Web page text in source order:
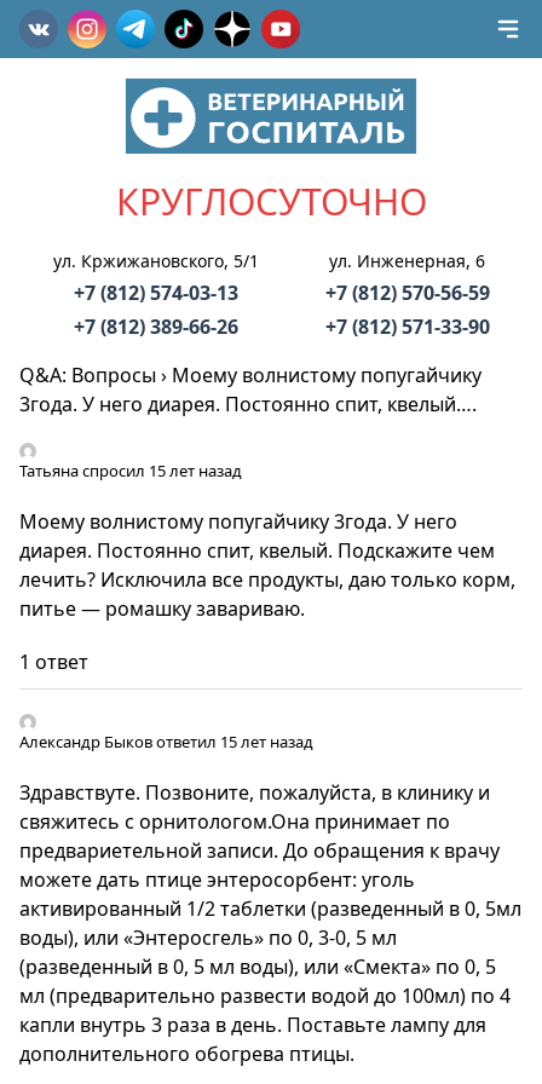
КРУГЛОСУТОЧНО
ул. Кржижановского, 5/1
+7 (812) 574-03-13
+7 (812) 389-66-26
ул. Инженерная, 6
+7 (812) 570-56-59
+7 (812) 571-33-90
Q&A: Вопросы› Моему волнистому попугайчику
3года. У него диарея. Постоянно спит, квелый….
Татьянаспросил 15 лет назад
Моему волнистому попугайчику 3года. У него
диарея. Постоянно спит, квелый. Подскажите чем
лечить? Исключила все продукты, даю только корм,
питье — ромашку завариваю.
1 ответ
Александр Быковответил 15 лет назад
Здравствуте. Позвоните, пожалуйста, в клинику и
свяжитесь с орнитологом.Она принимает по
предвариетельной записи. До обращения к врачу
можете дать птице энтеросорбент: уголь
активированный 1/2 таблетки (разведенный в 0, 5мл
воды), или «Энтеросгель» по 0, 3-0, 5 мл
(разведенный в 0, 5 мл воды), или «Смекта» по 0, 5
мл (предварительно развести водой до 100мл) по 4
капли внутрь 3 раза в день. Поставьте лампу для
дополнительного обогрева птицы.